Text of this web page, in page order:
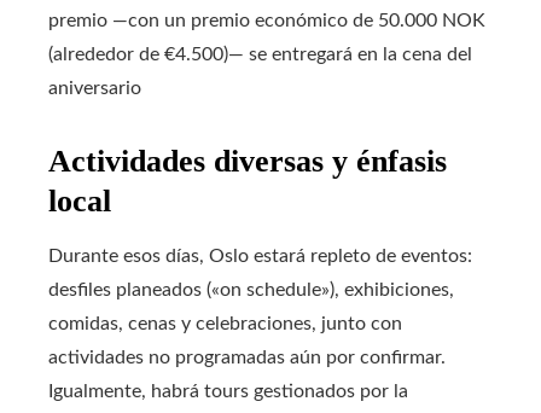
premio —con un premio económico de 50.000 NOK
(alrededor de €4.500)— se entregará en la cena del
aniversario
Actividades diversas y énfasis
local
Durante esos días, Oslo estará repleto de eventos:
desfiles planeados («on schedule»), exhibiciones,
comidas, cenas y celebraciones, junto con
actividades no programadas aún por confirmar.
Igualmente, habrá tours gestionados por la